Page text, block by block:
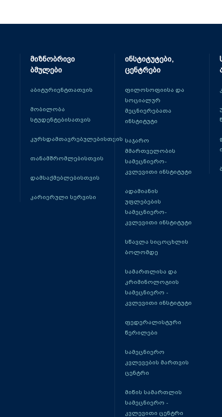
მიზნობრივი
ბმულები
აბიტურიენტთათვის
მობილობა
სტუდენტებისათვის
კურსდამთავრებულებისთვის
თანამშრომლებისთვის
დამსაქმებლებისთვის
კარიერული სერვისი
ინსტიტუტები,
ცენტრები
ფილოსოფიისა და
სოციალურ
მეცნიერებათა
ინსტიტუტი
საჯარო
მმართველობის
სამეცნიერო-
კვლევითი ინსტიტუტი
ადამიანის
უფლებების
სამეცნიერო-
კვლევითი ინსტიტუტი
სწავლა სიცოცხლის
ბოლომდე
სამართლისა და
კრიმინოლოგიის
სამეცნიერო -
კვლევითი ინსტიტუტი
ფედერალისტური
წერილები
სამეცნიერო
კვლევების მართვის
ცენტრი
მიწის სამართლის
სამეცნიერო -
კვლევითი ცენტრი